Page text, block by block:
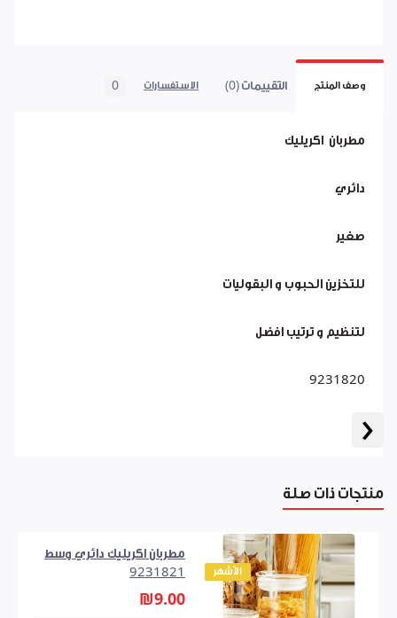
‹
وصف المنتج التقييمات (0) الاستفسارات 0
مطربان اكريليك
دائري
صغير
للتخزين الحبوب و البقوليات
لتنظيم و ترتيب افضل
9231820
منتجات ذات صلة
الأشهر
مطربان اكريليك دائري وسط
9231821
₪9.00